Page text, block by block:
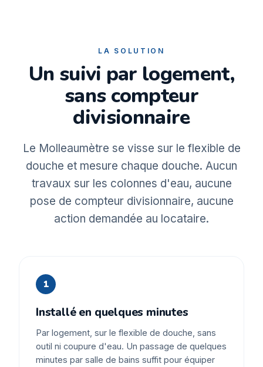
LA SOLUTION
Un suivi par logement,
sans compteur
divisionnaire
Le Molleaumètre se visse sur le flexible de
douche et mesure chaque douche. Aucun
travaux sur les colonnes d'eau, aucune
pose de compteur divisionnaire, aucune
action demandée au locataire.
1
Installé en quelques minutes
Par logement, sur le flexible de douche, sans
outil ni coupure d'eau. Un passage de quelques
minutes par salle de bains suffit pour équiper